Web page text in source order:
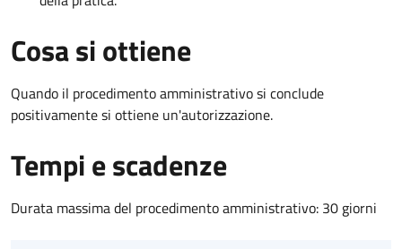
Cosa si ottiene
Quando il procedimento amministrativo si conclude
positivamente si ottiene un'autorizzazione.
Tempi e scadenze
Durata massima del procedimento amministrativo: 30 giorni